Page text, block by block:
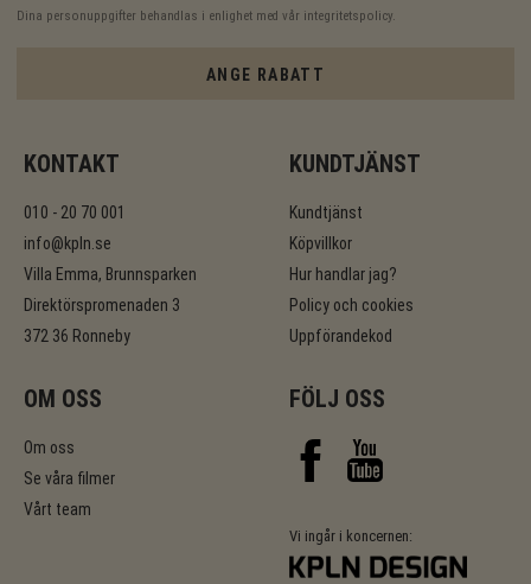
Dina personuppgifter behandlas i enlighet med vår integritetspolicy
ANGE RABATT
KONTAKT
010 - 20 70 001
info@kpln.se
Villa Emma, Brunnsparken
Direktörspromenaden 3
372 36 Ronneby
KUNDTJÄNST
Kundtjänst
Köpvillkor
Hur handlar jag?
Policy och cookies
Uppförandekod
OM OSS
Om oss
Se våra filmer
Vårt team
FÖLJ OSS
Vi ingår i koncernen: